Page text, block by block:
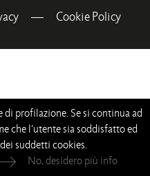
— Cookie Policy
profilazione. Se si continua ad
che l’utente sia soddisfatto ed
suddetti cookies.
No, desidero più info